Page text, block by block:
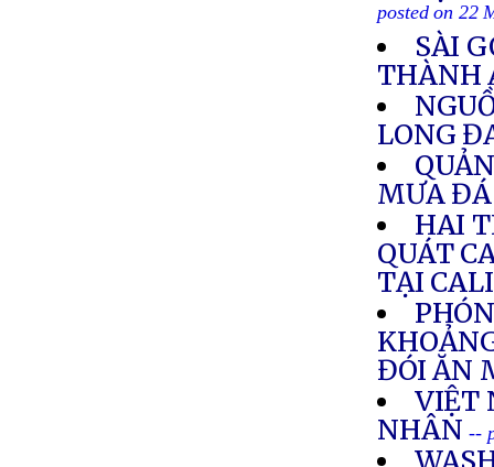
posted on 22
SÀI
THÀNH
LONG
MƯA ĐÁ
HAI
QUÁT
TẠI
ĐÓI ĂN
VIỆT
NHÂN--